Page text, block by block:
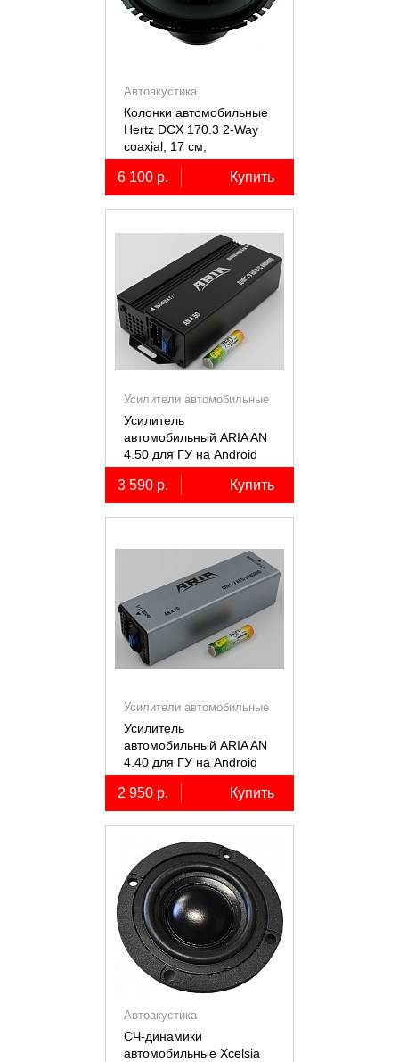
Автоакустика
Колонки автомобильные
Hertz DCX 170.3 2-Way
coaxial, 17 см,
коаксиальные
двухполосные, 2 шт.
6 100 р. Купить
Усилители автомобильные
Усилитель
автомобильный ARIA AN
4.50 для ГУ на Android
3 590 р. Купить
Усилители автомобильные
Усилитель
автомобильный ARIA AN
4.40 для ГУ на Android
2 950 р. Купить
Автоакустика
СЧ-динамики
автомобильные Xcelsia